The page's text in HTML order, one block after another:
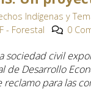
Indígenas y
- Forestal
0
sociedad civil
de Desarrollo
reclamo para las